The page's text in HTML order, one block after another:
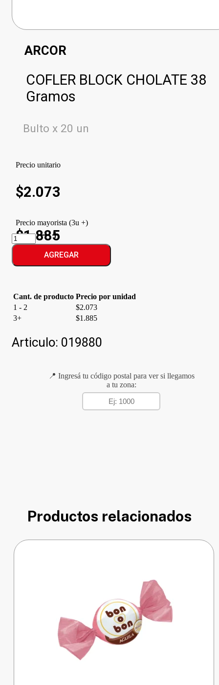
ARCOR
COFLER BLOCK CHOLATE 38
Gramos
Bulto x 20 un
Precio unitario
$2.073
Precio mayorista (3u +)
$1.885
COFLER
BLOCK
CHOLATEAGREGAR
Cant. de producto Precio por unidad
1 - 2
$2.073
3+
$1.885
Articulo: 019880
📍 Ingresá tu código postal para ver si llegamos
a tu zona:
Productos relacionados